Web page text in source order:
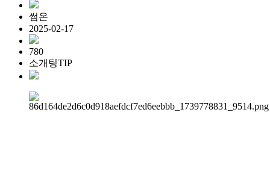
썸온
2025-02-17
780
소개팅TIP